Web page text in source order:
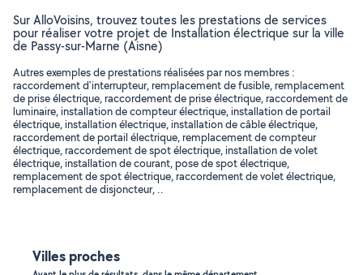
Sur AlloVoisins, trouvez toutes les prestations de services
pour réaliser votre projet de Installation électrique sur la ville
de Passy-sur-Marne (Aisne)
Autres exemples de prestations réalisées par nos membres :
raccordement d'interrupteur, remplacement de fusible, remplacement
de prise électrique, raccordement de prise électrique, raccordement de
luminaire, installation de compteur électrique, installation de portail
électrique, installation électrique, installation de câble électrique,
raccordement de portail électrique, remplacement de compteur
électrique, raccordement de spot électrique, installation de volet
électrique, installation de courant, pose de spot électrique,
remplacement de spot électrique, raccordement de volet électrique,
remplacement de disjoncteur, ..
Villes proches